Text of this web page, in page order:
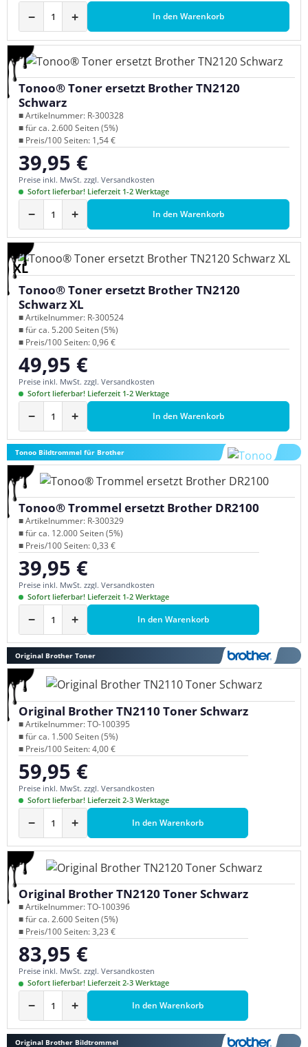
− + In den Warenkorb
Tonoo® Toner ersetzt Brother TN2120
Schwarz
■ Artikelnummer: R-300328
■ für ca. 2.600 Seiten (5%)
■ Preis/100 Seiten: 1,54 €
Regulärer Preis:
39,95 €
Preise inkl. MwSt. zzgl. Versandkosten
Sofort lieferbar! Lieferzeit 1-2 Werktage
− + In den Warenkorb
XL
Tonoo® Toner ersetzt Brother TN2120
Schwarz XL
■ Artikelnummer: R-300524
■ für ca. 5.200 Seiten (5%)
■ Preis/100 Seiten: 0,96 €
Regulärer Preis:
49,95 €
Preise inkl. MwSt. zzgl. Versandkosten
Sofort lieferbar! Lieferzeit 1-2 Werktage
− + In den Warenkorb
Tonoo Bildtrommel für Brother
Tonoo® Trommel ersetzt Brother DR2100
■ Artikelnummer: R-300329
■ für ca. 12.000 Seiten (5%)
■ Preis/100 Seiten: 0,33 €
Regulärer Preis:
39,95 €
Preise inkl. MwSt. zzgl. Versandkosten
Sofort lieferbar! Lieferzeit 1-2 Werktage
− + In den Warenkorb
Original Brother Toner
Original Brother TN2110 Toner Schwarz
■ Artikelnummer: TO-100395
■ für ca. 1.500 Seiten (5%)
■ Preis/100 Seiten: 4,00 €
Regulärer Preis:
59,95 €
Preise inkl. MwSt. zzgl. Versandkosten
Sofort lieferbar! Lieferzeit 2-3 Werktage
− + In den Warenkorb
Original Brother TN2120 Toner Schwarz
■ Artikelnummer: TO-100396
■ für ca. 2.600 Seiten (5%)
■ Preis/100 Seiten: 3,23 €
Regulärer Preis:
83,95 €
Preise inkl. MwSt. zzgl. Versandkosten
Sofort lieferbar! Lieferzeit 2-3 Werktage
− + In den Warenkorb
Original Brother Bildtrommel